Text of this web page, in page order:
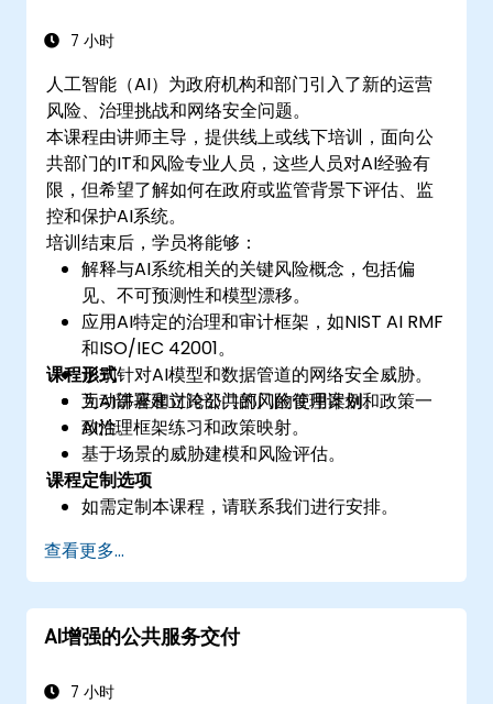
7 小时
人工智能（AI）为政府机构和部门引入了新的运营
风险、治理挑战和网络安全问题。
本课程由讲师主导，提供线上或线下培训，面向公
共部门的IT和风险专业人员，这些人员对AI经验有
限，但希望了解如何在政府或监管背景下评估、监
控和保护AI系统。
培训结束后，学员将能够：
解释与AI系统相关的关键风险概念，包括偏
见、不可预测性和模型漂移。
应用AI特定的治理和审计框架，如NIST AI RMF
和ISO/IEC 42001。
识别针对AI模型和数据管道的网络安全威胁。
为AI部署建立跨部门的风险管理计划和政策一
致性。
课程形式
互动讲座和讨论公共部门的使用案例。
AI治理框架练习和政策映射。
基于场景的威胁建模和风险评估。
课程定制选项
如需定制本课程，请联系我们进行安排。
查看更多...
AI增强的公共服务交付
7 小时